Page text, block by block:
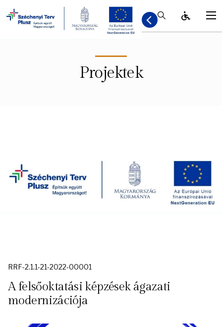
Kereső /
Projektek
RRF-2.1.1-21-2022-00001
A felsőoktatási képzések ágazati
modernizációja